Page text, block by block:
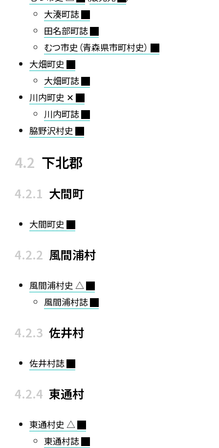
大湊町誌
田名部町誌
むつ市史（青森県市町村史）
大畑町史
大畑町誌
川内町史 ✕
川内町誌
脇野沢村史
下北郡
大間町
大間町史
風間浦村
風間浦村史 △
風間浦村誌
佐井村
佐井村誌
東通村
東通村史 △
東通村誌